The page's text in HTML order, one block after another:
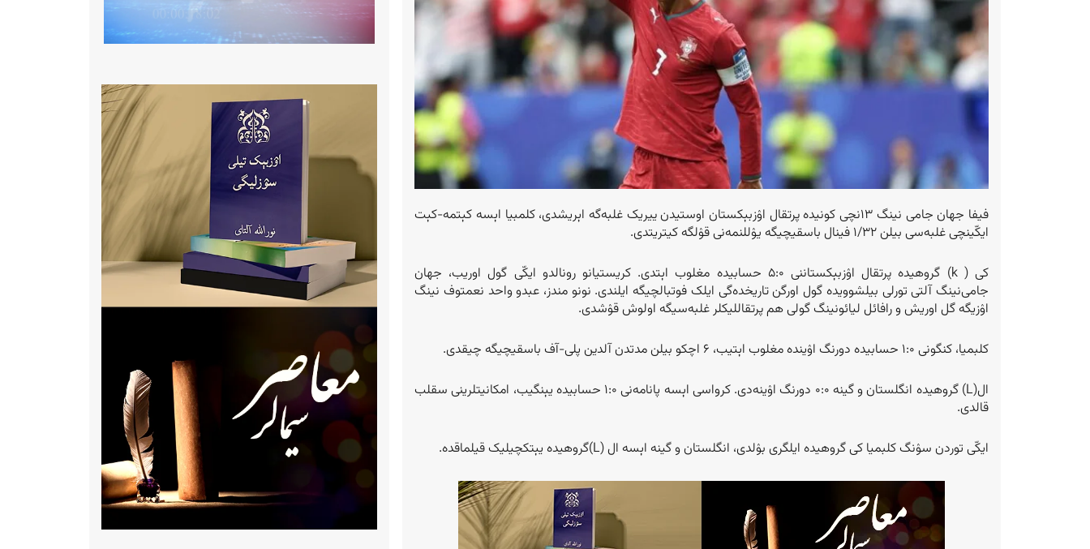
فیفا جهان جامی نینگ ۱۳نچی کونیده پرتقال اۉزبېکستان اوستیدن ییریک غلبه‌گه اېریشدی، کلمبیا اېسه کېتمه-کېت
ایکّینچی غلبه‌سی بیلن ۱/۳۲ فینال باسقیچیگه یۉللنمه‌نی قۉلگه کیتریتدی.
کی ( k) گروهیده پرتقال اۉزبېکستاننی 5:0 حسابیده مغلوب اېتدی. کریستیانو رونالدو ایکّی گول اوریب، جهان
جامی‌نینگ آلتی تورلی بیلشوویده گول اورگن تاریخده‌گی ایلک فوتبالچیگه ایلندی. نونو مندز، عبدو واحد نعمتوف نینگ
اۉزیگه گل اوریش و رافائل لیائو‌نینگ گولی هم پرتقاللیکلر غلبه‌سیگه اولوش قۉشدی.
کلبمیا، کنگونی ۱:۰ حسابیده دورنگ اۉینده مغلوب اېتیب، ۶ اچکو بیلن مدتدن آلدین پلی-آف باسقیچیگه چیقدی.
ال(L) گروهیده انگلستان و گینه 0:0 دورنگ اۉینه‌دی. کرواسی اېسه پانامه‌نی 1:0 حسابیده یېنگیب، امکانیتلرینی سقلب
قالدی.
ایکّی توردن سۉنگ کلبمیا کی گروهیده ایلگری بۉلدی، انگلستان و گینه اېسه ال (L)گروهیده یېتکچیلیک قیلماقده.